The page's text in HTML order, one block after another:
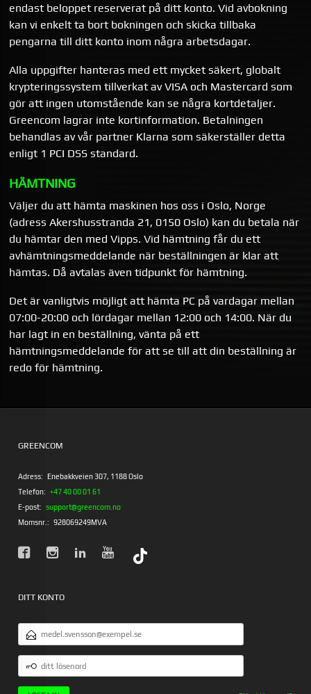
endast beloppet reserverat på ditt konto. Vid avbokning
kan vi enkelt ta bort bokningen och skicka tillbaka
pengarna till ditt konto inom några arbetsdagar.
Alla uppgifter hanteras med ett mycket säkert, globalt
krypteringssystem tillverkat av VISA och Mastercard som
gör att ingen utomstående kan se några kortdetaljer.
Greencom lagrar inte kortinformation. Betalningen
behandlas av vår partner Klarna som säkerställer detta
enligt 1 PCI DSS standard.
HÄMTNING
Väljer du att hämta maskinen hos oss i Oslo, Norge
(adress Akershusstranda 21, 0150 Oslo) kan du betala när
du hämtar den med Vipps. Vid hämtning får du ett
avhämtningsmeddelande när beställningen är klar att
hämtas. Då avtalas även tidpunkt för hämtning.
Det är vanligtvis möjligt att hämta PC på vardagar mellan
07:00-20:00 och lördagar mellan 12:00 och 14:00. När du
har lagt in en beställning, vänta på ett
hämtningsmeddelande för att se till att din beställning är
redo för hämtning.
GREENCOM
Adress: Enebakkveien 307, 1188 Oslo
Telefon: +47 40 00 01 61
E-post: support@greencom.no
Momsnr.: 928069249MVA
DITT KONTO
POSTADRESS
DITT
LÖSENORD